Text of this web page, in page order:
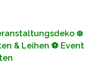
❄️
& Leihen ⚽ Event